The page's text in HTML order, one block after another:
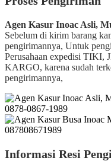
Agen Kasur Inoac Asli,
Sebelum di kirim barang
pengirimannya, Untuk
Perusahaan expedisi
KARGO, karena sudah
pengirimannya,
Informasi Resi